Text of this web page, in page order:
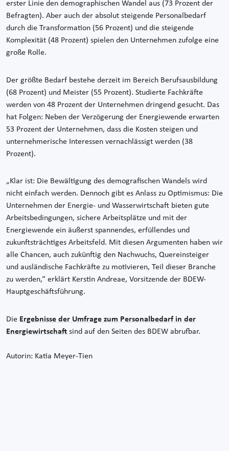
erster Linie den demographischen Wandel aus (73 Prozent der
Befragten). Aber auch der absolut steigende Personalbedarf
durch die Transformation (56 Prozent) und die steigende
Komplexität (48 Prozent) spielen den Unternehmen zufolge eine
große Rolle.
Der größte Bedarf bestehe derzeit im Bereich Berufsausbildung
(68 Prozent) und Meister (55 Prozent). Studierte Fachkräfte
werden von 48 Prozent der Unternehmen dringend gesucht. Das
hat Folgen: Neben der Verzögerung der Energiewende erwarten
53 Prozent der Unternehmen, dass die Kosten steigen und
unternehmerische Interessen vernachlässigt werden (38
Prozent).
„Klar ist: Die Bewältigung des demografischen Wandels wird
nicht einfach werden. Dennoch gibt es Anlass zu Optimismus: Die
Unternehmen der Energie- und Wasserwirtschaft bieten gute
Arbeitsbedingungen, sichere Arbeitsplätze und mit der
Energiewende ein äußerst spannendes, erfüllendes und
zukunftsträchtiges Arbeitsfeld. Mit diesen Argumenten haben wir
alle Chancen, auch zukünftig den Nachwuchs, Quereinsteiger
und ausländische Fachkräfte zu motivieren, Teil dieser Branche
zu werden,“ erklärt Kerstin Andreae, Vorsitzende der BDEW-
Hauptgeschäftsführung.
Die Ergebnisse der Umfrage zum Personalbedarf in der
Energiewirtschaft sind auf den Seiten des BDEW abrufbar.
Autorin: Katia Meyer-Tien